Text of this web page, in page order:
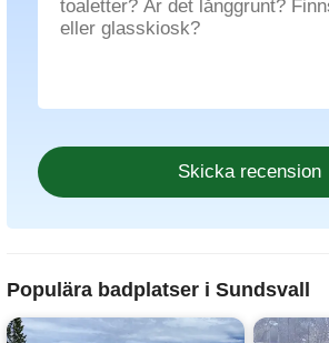
Populära badplatser i Sundsvall